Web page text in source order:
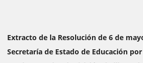
Extracto de la Resolución de 6 de
Secretaría de Estado de Educación